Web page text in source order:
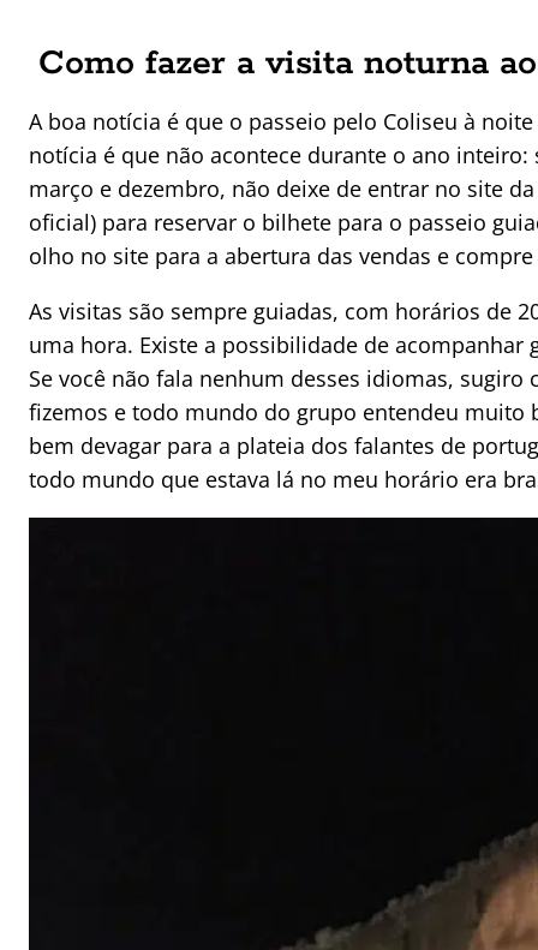
Como fazer a visita noturna
A boa notícia é que o passeio pelo Coliseu à
notícia é que não acontece durante o ano
março e dezembro, não deixe de entrar no site
oficial) para reservar o bilhete para o passeio
olho no site para a abertura das vendas e
As visitas são sempre guiadas, com horários de
uma hora. Existe a possibilidade de
Se você não fala nenhum desses idiomas,
fizemos e todo mundo do grupo entendeu muito
bem devagar para a plateia dos falantes de
todo mundo que estava lá no meu horário era